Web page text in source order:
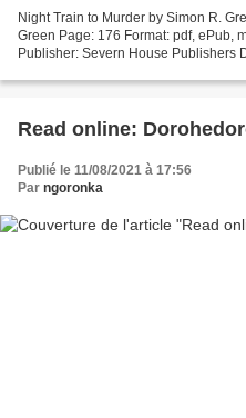
Night Train to Murder by Simon R.
Green Page: 176 Format: pdf, ePub,
Publisher: Severn House Publishers
Read online:
Publié le 11/08/2021 à 17:56
Par ngoronka